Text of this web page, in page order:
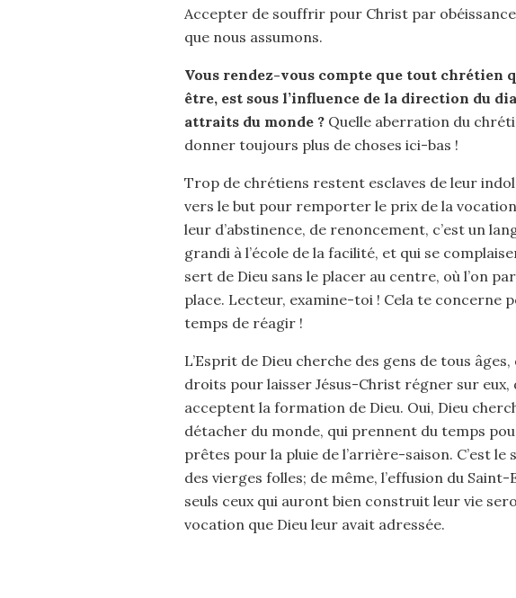
Accepter de souffrir pour Christ par obéissance
que nous assumons.
Vous rendez-vous compte que tout chrétien
être, est sous l’influence de la direction du
attraits du monde ?Quelle aberration du
donner toujours plus de choses ici-bas !
Trop de chrétiens restent esclaves de leur
vers le but pour remporter le prix de la
leur d’abstinence, de renoncement, c’est un
grandi à l’école de la facilité, et qui se
sert de Dieu sans le placer au centre, où l’on
place. Lecteur, examine-toi ! Cela te concerne
temps de réagir !
L’Esprit de Dieu cherche des gens de tous
droits pour laisser Jésus-Christ régner sur
acceptent la formation de Dieu. Oui, Dieu
détacher du monde, qui prennent du temps
prêtes pour la pluie de l’arrière-saison. C’est le
des vierges folles; de même, l’effusion du
seuls ceux qui auront bien construit leur vie
vocation que Dieu leur avait adressée.